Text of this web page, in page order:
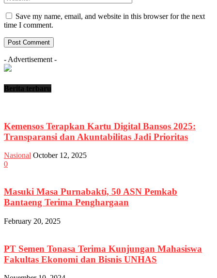
Save my name, email, and website in this browser for the next
time I comment.
- Advertisement -
Berita terbaru
Kemensos Terapkan Kartu Digital Bansos 2025:
Transparansi dan Akuntabilitas Jadi Prioritas
Nasional October 12, 2025
0
Masuki Masa Purnabakti, 50 ASN Pemkab
Bantaeng Terima Penghargaan
February 20, 2025
PT Semen Tonasa Terima Kunjungan Mahasiswa
Fakultas Ekonomi dan Bisnis UNHAS